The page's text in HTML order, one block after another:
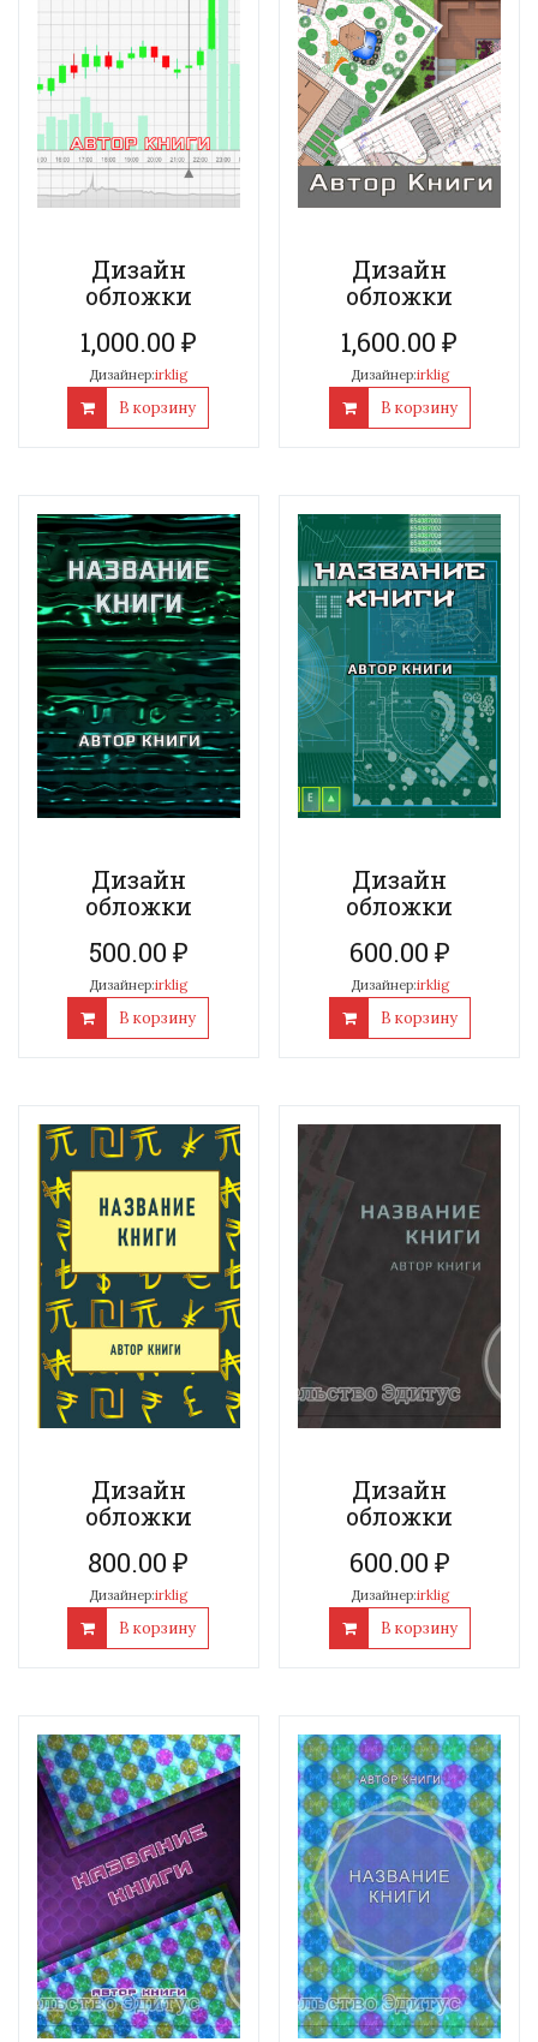
Дизайн
обложки
1,000.00 ₽
Дизайнер:irklig
В корзину
Дизайн
обложки
1,600.00₽
Дизайнер:irklig
В корзину
Дизайн
обложки
500.00 ₽
Дизайнер:irklig
В корзину
Дизайн
обложки
600.00 ₽
Дизайнер:irklig
В корзину
Дизайн
обложки
800.00₽
Дизайнер:irklig
В корзину
Дизайн
обложки
600.00 ₽
Дизайнер:irklig
В корзину